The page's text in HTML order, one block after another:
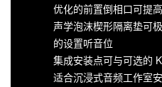
优化的前置倒相口可提
声学泡沫楔形隔离垫可
的设置听音位
集成安装点可与可选的
适合沉浸式音频工作室